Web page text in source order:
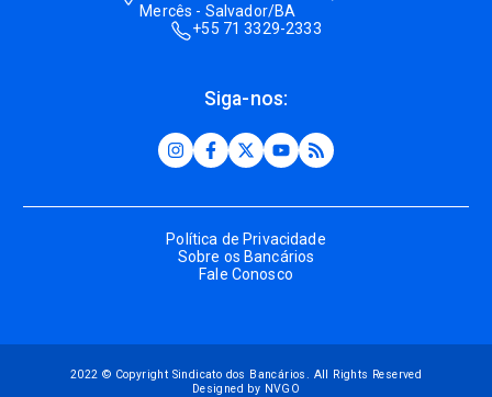
Mercês - Salvador/BA
+55 71 3329-2333
Siga-nos:
Política de Privacidade
Sobre os Bancários
Fale Conosco
2022 © Copyright Sindicato dos Bancários. All Rights Reserved
Designed by NVGO